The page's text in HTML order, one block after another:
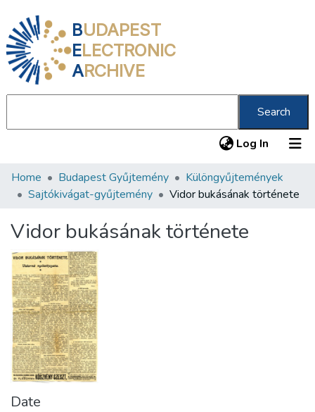
BUDAPEST
ELECTRONIC
ARCHIVE
Search
Log In (current)
Communities & Collections
Statistics
About us
Home Budapest Gyűjtemény
Különgyűjtemények
Sajtókivágat-gyűjtemény
Vidor bukásának története
Vidor bukásának története
Date